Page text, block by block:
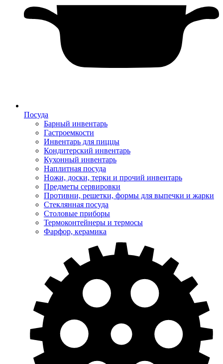
Посуда
Барный инвентарь
Гастроемкости
Инвентарь для пиццы
Кондитерский инвентарь
Кухонный инвентарь
Наплитная посуда
Ножи, доски, терки и прочий инвентарь
Предметы сервировки
Противни, решетки, формы для выпечки и жарки
Стеклянная посуда
Столовые приборы
Термоконтейнеры и термосы
Фарфор, керамика